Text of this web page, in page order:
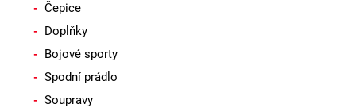
Čepice
Doplňky
Bojové sporty
Spodní prádlo
Soupravy